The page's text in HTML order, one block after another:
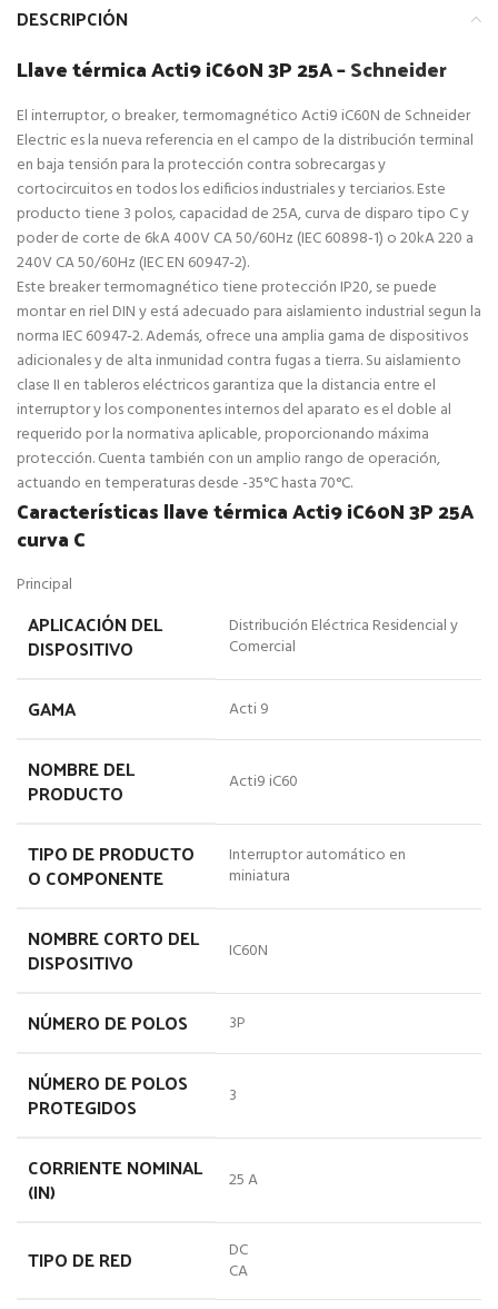
DESCRIPCIÓN
Llave térmica Acti9 iC60N 3P 25A –Schneider
El interruptor, o breaker, termomagnético Acti9 iC60N de Schneider
Electric es la nueva referencia en el campo de la distribución terminal
en baja tensión para la protección contra sobrecargas y
cortocircuitos en todos los edificios industriales y terciarios. Este
producto tiene 3 polos, capacidad de 25A, curva de disparo tipo C y
poder de corte de 6kA 400V CA 50/60Hz (IEC 60898-1) o 20kA 220 a
240V CA 50/60Hz (IEC EN 60947-2).
Este breaker termomagnético tiene protección IP20, se puede
montar en riel DIN y está adecuado para aislamiento industrial segun la
norma IEC 60947-2. Además, ofrece una amplia gama de dispositivos
adicionales y de alta inmunidad contra fugas a tierra. Su aislamiento
clase II en tableros eléctricos garantiza que la distancia entre el
interruptor y los componentes internos del aparato es el doble al
requerido por la normativa aplicable, proporcionando máxima
protección. Cuenta también con un amplio rango de operación,
actuando en temperaturas desde -35°C hasta 70°C.
Características llave térmica Acti9 iC60N 3P 25A
curva C
Principal
APLICACIÓN DEL
DISPOSITIVO
Distribución Eléctrica Residencial y
Comercial
GAMA Acti 9
NOMBRE DEL
PRODUCTO Acti9 iC60
TIPO DE PRODUCTO
O COMPONENTE
Interruptor automático en
miniatura
NOMBRE CORTO DEL
DISPOSITIVO IC60N
NÚMERO DE POLOS 3P
NÚMERO DE POLOS
PROTEGIDOS 3
CORRIENTE NOMINAL
(IN) 25 A
TIPO DE RED
DC
CA